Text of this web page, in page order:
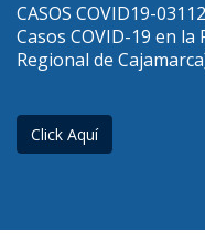
CASOS COVID19-
Casos COVID-19 en
Regional de
Click Aquí